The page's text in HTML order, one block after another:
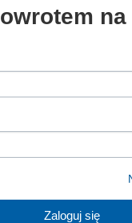
Zaloguj się